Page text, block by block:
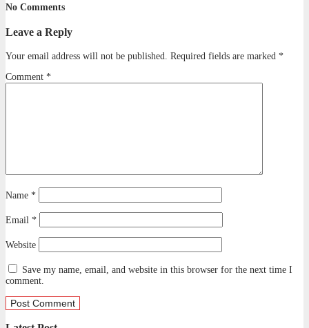
No Comments
Leave a Reply
Your email address will not be published. Required fields are marked *
Comment *
Name *
Email *
Website
Save my name, email, and website in this browser for the next time I
comment.